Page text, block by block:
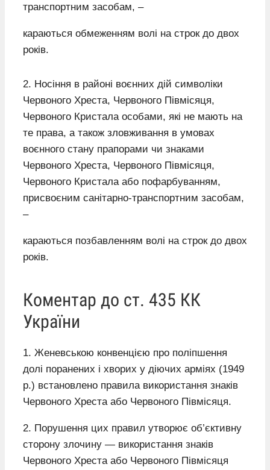
транспортним засобам, –
караються обмеженням волі на строк до двох
років.
2. Носіння в районі воєнних дій символіки
Червоного Хреста, Червоного Півмісяця,
Червоного Кристала особами, які не мають на
те права, а також зловживання в умовах
воєнного стану прапорами чи знаками
Червоного Хреста, Червоного Півмісяця,
Червоного Кристала або пофарбуванням,
присвоєним санітарно-транспортним засобам,
–
караються позбавленням волі на строк до двох
років.
Коментар до ст. 435 КК
України
1. Женевською конвенцією про поліпшення
долі поранених і хворих у діючих арміях (1949
р.) встановлено правила використання знаків
Червоного Хреста або Червоного Півмісяця.
2. Порушення цих правил утворює об’єктивну
сторону злочину — використання знаків
Червоного Хреста або Червоного Півмісяця